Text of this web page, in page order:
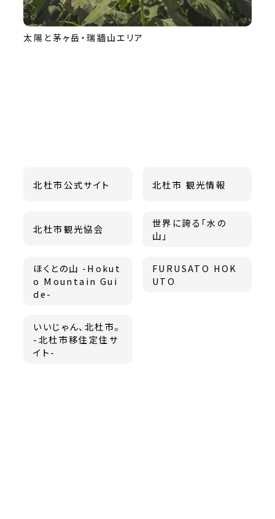
太陽と茅ヶ岳・瑞牆山エリア
北杜市公式サイト 北杜市 観光情報
北杜市観光協会
世界に誇る「水の
山」
ほくとの山 -Hokut
o Mountain Gui
de-
FURUSATO HOK
UTO
いいじゃん、北杜市。
-北杜市移住定住サ
イト-